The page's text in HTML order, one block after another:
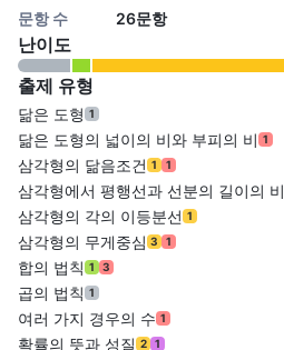
문항 수
26문항
난이도
출제 유형
닮은 도형 1
닮은 도형의 넓이의 비와 부피의 비 1
삼각형의 닮음조건 1 1
삼각형에서 평행선과 선분의 길이의 비
삼각형의 각의 이등분선 1
삼각형의 무게중심 3 1
합의 법칙 1 3
곱의 법칙 1
여러 가지 경우의 수 1
확률의 뜻과 성질 2 1